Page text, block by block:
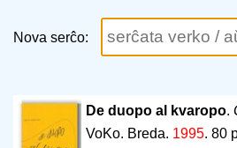
Nova serĉo:
De duopo al kvaropo.
VoKo. Breda. 1995. 80